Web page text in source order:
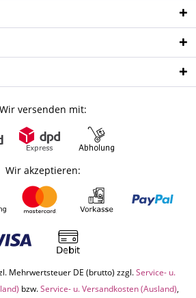
Wir versenden mit:
Wir akzeptieren:
Mehrwertsteuer DE (brutto) zzgl.Service- u.
bzw.Service- u. Versandkosten (Ausland),